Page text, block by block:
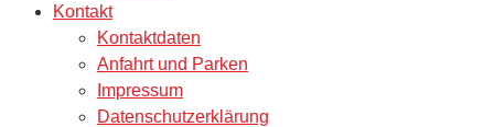
Kontakt
Kontaktdaten
Anfahrt und Parken
Impressum
Datenschutzerklärung